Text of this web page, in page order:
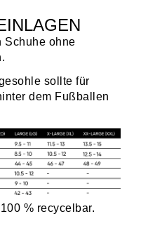
Schuhe ohne
sollte für
dem Fußballen
% recycelbar.